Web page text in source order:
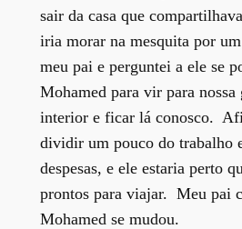
sair da casa que
iria morar na mesquita por
meu pai e perguntei a ele se
Mohamed para vir para nossa
interior e ficar lá conosco.
dividir um pouco do trabalho
despesas, e ele estaria perto
prontos para viajar. Meu pai
Mohamed se mudou.